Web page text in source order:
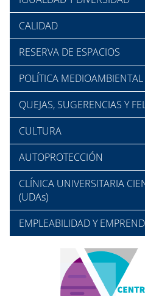
CALIDAD
RESERVA DE ESPACIOS
POLÍTICA MEDIOAMBIENTAL
QUEJAS, SUGERENCIAS Y
CULTURA
AUTOPROTECCIÓN
CLÍNICA UNIVERSITARIA
(UDAs)
EMPLEABILIDAD Y